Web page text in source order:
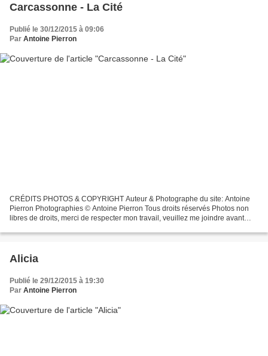
Carcassonne - La Cité
Publié le 30/12/2015 à 09:06
Par Antoine Pierron
CRÉDITS PHOTOS & COPYRIGHT Auteur & Photographe du site: Antoine
Pierron Photographies © Antoine Pierron Tous droits réservés Photos non
libres de droits, merci de respecter mon travail, veuillez me joindre avant
Alicia
Publié le 29/12/2015 à 19:30
Par Antoine Pierron